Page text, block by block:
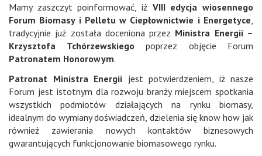
Mamy zaszczyt poinformować, iż VIII edycja wiosennego
Forum Biomasy i Pelletu w Ciepłownictwie i Energetyce
tradycyjnie już została doceniona przez Ministra Energii –
Krzysztofa Tchórzewskiego poprzez objęcie Forum
Patronatem Honorowym.
Patronat Ministra Energii jest potwierdzeniem, iż nasze
Forum jest istotnym dla rozwoju branży miejscem spotkania
wszystkich podmiotów działających na rynku biomasy,
idealnym do wymiany doświadczeń, dzielenia się know how jak
również zawierania nowych kontaktów biznesowych
gwarantujących funkcjonowanie biomasowego rynku.